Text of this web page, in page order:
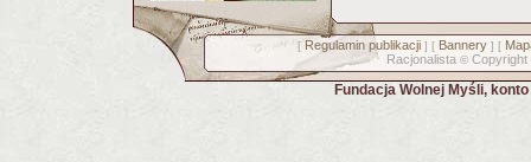
[ Regulamin publikacji] [ Bannery] [
Racjonalista © Copyright
Fundacja Wolnej Myśli,